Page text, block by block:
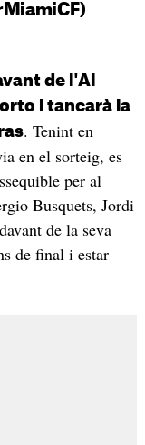
de l'Al
i tancarà la
. Tenint en
en el sorteig, es
per al
Busquets, Jordi
de la seva
de final i estar